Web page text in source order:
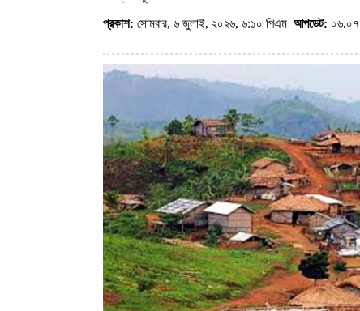
প্রকাশ: সোমবার, ৬ জুলাই, ২০২৬, ৬:১০ পিএম আপডেট: